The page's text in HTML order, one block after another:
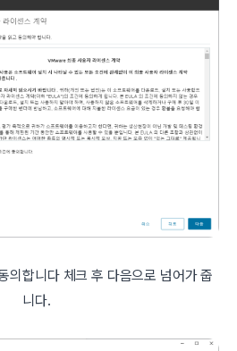
의합니다 체크 후 다음으로 넘어가 줍
니다.